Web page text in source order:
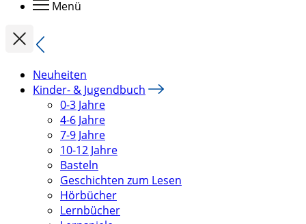
Menü
Neuheiten
Kinder- & Jugendbuch
0-3 Jahre
4-6 Jahre
7-9 Jahre
10-12 Jahre
Basteln
Geschichten zum Lesen
Hörbücher
Lernbücher